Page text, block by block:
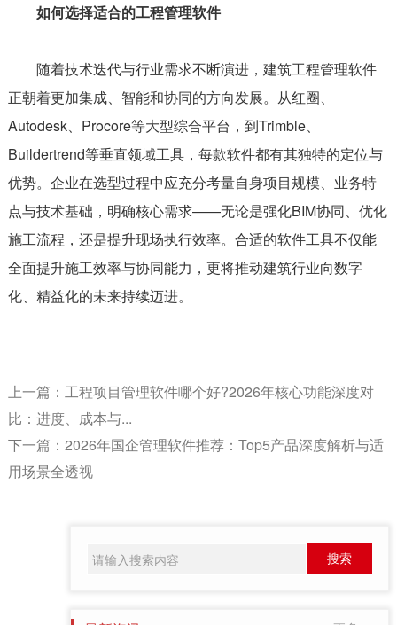
如何选择适合的工程管理软件
随着技术迭代与行业需求不断演进，建筑工程管理软件
正朝着更加集成、智能和协同的方向发展。从红圈、
Autodesk、Procore等大型综合平台，到Trimble、
Buildertrend等垂直领域工具，每款软件都有其独特的定位与
优势。企业在选型过程中应充分考量自身项目规模、业务特
点与技术基础，明确核心需求——无论是强化BIM协同、优化
施工流程，还是提升现场执行效率。合适的软件工具不仅能
全面提升施工效率与协同能力，更将推动建筑行业向数字
化、精益化的未来持续迈进。
上一篇： 工程项目管理软件哪个好?2026年核心功能深度对
比：进度、成本与...
下一篇： 2026年国企管理软件推荐：Top5产品深度解析与适
用场景全透视